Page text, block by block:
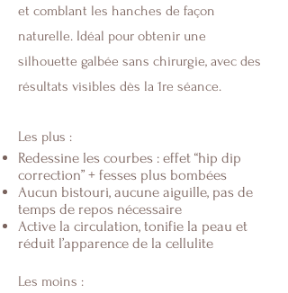
et comblant les hanches de façon
naturelle. Idéal pour obtenir une
silhouette galbée sans chirurgie, avec des
résultats visibles dès la 1re séance.
Les plus :
Redessine les courbes : effet “hip dip
correction” + fesses plus bombées
Aucun bistouri, aucune aiguille, pas de
temps de repos nécessaire
Active la circulation, tonifie la peau et
réduit l’apparence de la cellulite
Les moins :